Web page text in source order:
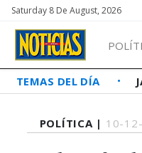
Saturday 8 De August, 2026
TEMAS DEL DÍA
POLÍTICA | 10-